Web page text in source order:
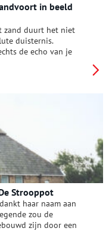
in beeld
zand duurt het niet
duisternis.
de echo van je
Strooppot
haar naam aan
zou de
zijn door een